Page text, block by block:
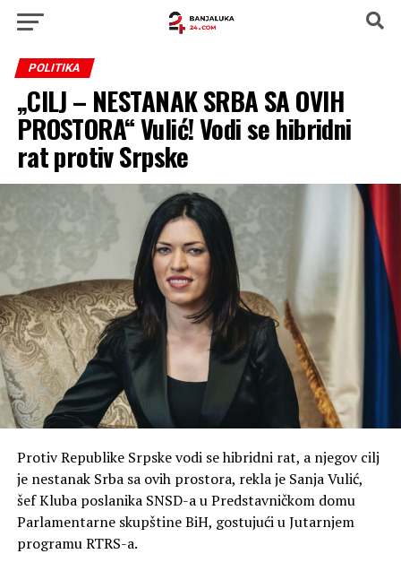
POLITIKA
„CILJ – NESTANAK SRBA SA OVIH
PROSTORA“ Vulić! Vodi se hibridni
rat protiv Srpske
Protiv Republike Srpske vodi se hibridni rat, a njegov cilj
je nestanak Srba sa ovih prostora, rekla je Sanja Vulić,
šef Kluba poslanika SNSD-a u Predstavničkom domu
Parlamentarne skupštine BiH, gostujući u Јutarnjem
programu RTRS-a.